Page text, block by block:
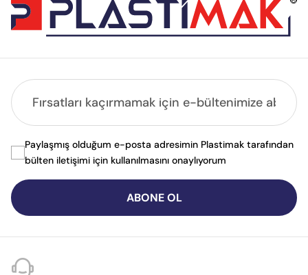
ABONE OL
Paylaşmış olduğum e-posta adresimin Plastimak tarafından
bülten iletişimi için kullanılmasını onaylıyorum